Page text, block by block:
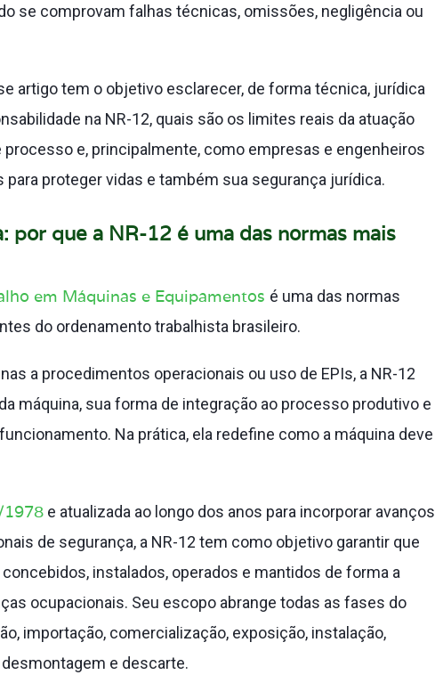
se comprovam falhas técnicas, omissões, negligência ou
artigo tem o objetivo esclarecer, de forma técnica, jurídica
na NR-12, quais são os limites reais da atuação
processo e, principalmente, como empresas e engenheiros
proteger vidas e também sua segurança jurídica.
por que a NR-12 é uma das normas mais
em Máquinas e Equipamentos é uma das normas
do ordenamento trabalhista brasileiro.
a procedimentos operacionais ou uso de EPIs, a NR-12
máquina, sua forma de integração ao processo produtivo e
Na prática, ela redefine como a máquina deve
1978 e atualizada ao longo dos anos para incorporar avanços
de segurança, a NR-12 tem como objetivo garantir que
instalados, operados e mantidos de forma a
ocupacionais. Seu escopo abrange todas as fases do
importação, comercialização, exposição, instalação,
e descarte.